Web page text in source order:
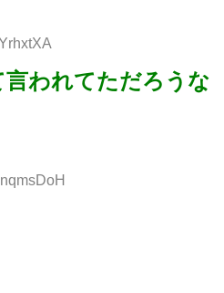
われてただろうな